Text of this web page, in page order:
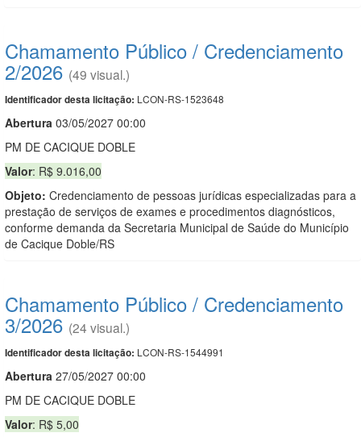
Chamamento Público / Credenciamento
2/2026 (49 visual.)
Identificador desta licitação: LCON-RS-1523648
Abertura 03/05/2027 00:00
PM DE CACIQUE DOBLE
Valor: R$ 9.016,00
Objeto: Credenciamento de pessoas jurídicas especializadas para a
prestação de serviços de exames e procedimentos diagnósticos,
conforme demanda da Secretaria Municipal de Saúde do Município
de Cacique Doble/RS
Chamamento Público / Credenciamento
3/2026 (24 visual.)
Identificador desta licitação: LCON-RS-1544991
Abertura 27/05/2027 00:00
PM DE CACIQUE DOBLE
Valor: R$ 5,00